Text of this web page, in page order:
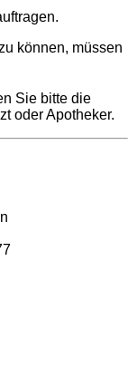
können, müssen
Sie bitte die
oder Apotheker.